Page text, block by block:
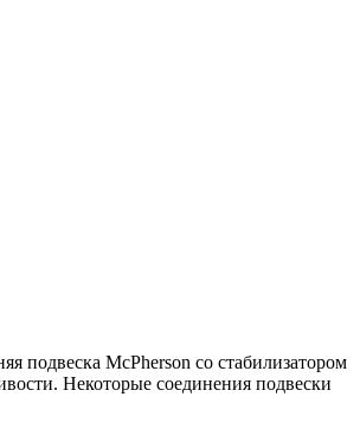
подвеска McPherson со стабилизатором
Некоторые соединения подвески